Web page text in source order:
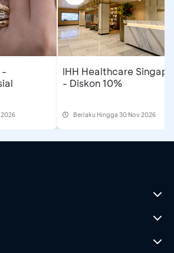
-
2026
IHH Healthcare
- Diskon 10%
Berlaku Hingga 30 Nov 2026